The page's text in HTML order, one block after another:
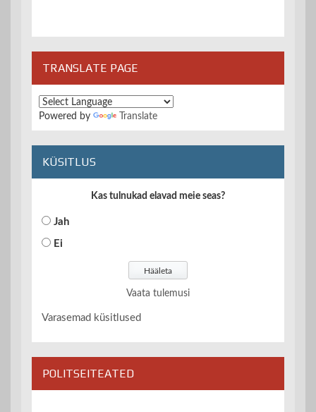
TRANSLATE PAGE
Powered by Translate
KÜSITLUS
Kas tulnukad elavad meie seas?
Jah
Ei
Vaata tulemusi
Varasemad küsitlused
POLITSEITEATED